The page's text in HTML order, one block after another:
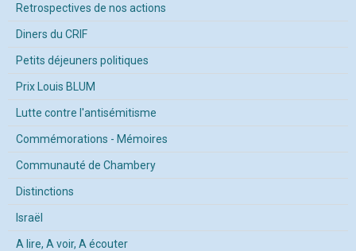
Retrospectives de nos actions
Diners du CRIF
Petits déjeuners politiques
Prix Louis BLUM
Lutte contre l'antisémitisme
Commémorations - Mémoires
Communauté de Chambery
Distinctions
Israël
A lire, A voir, A écouter